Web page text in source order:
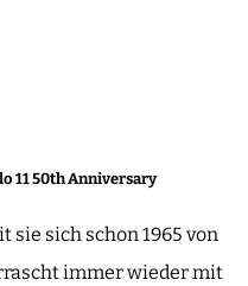
11 50th Anniversary
sie sich schon 1965 von
immer wieder mit